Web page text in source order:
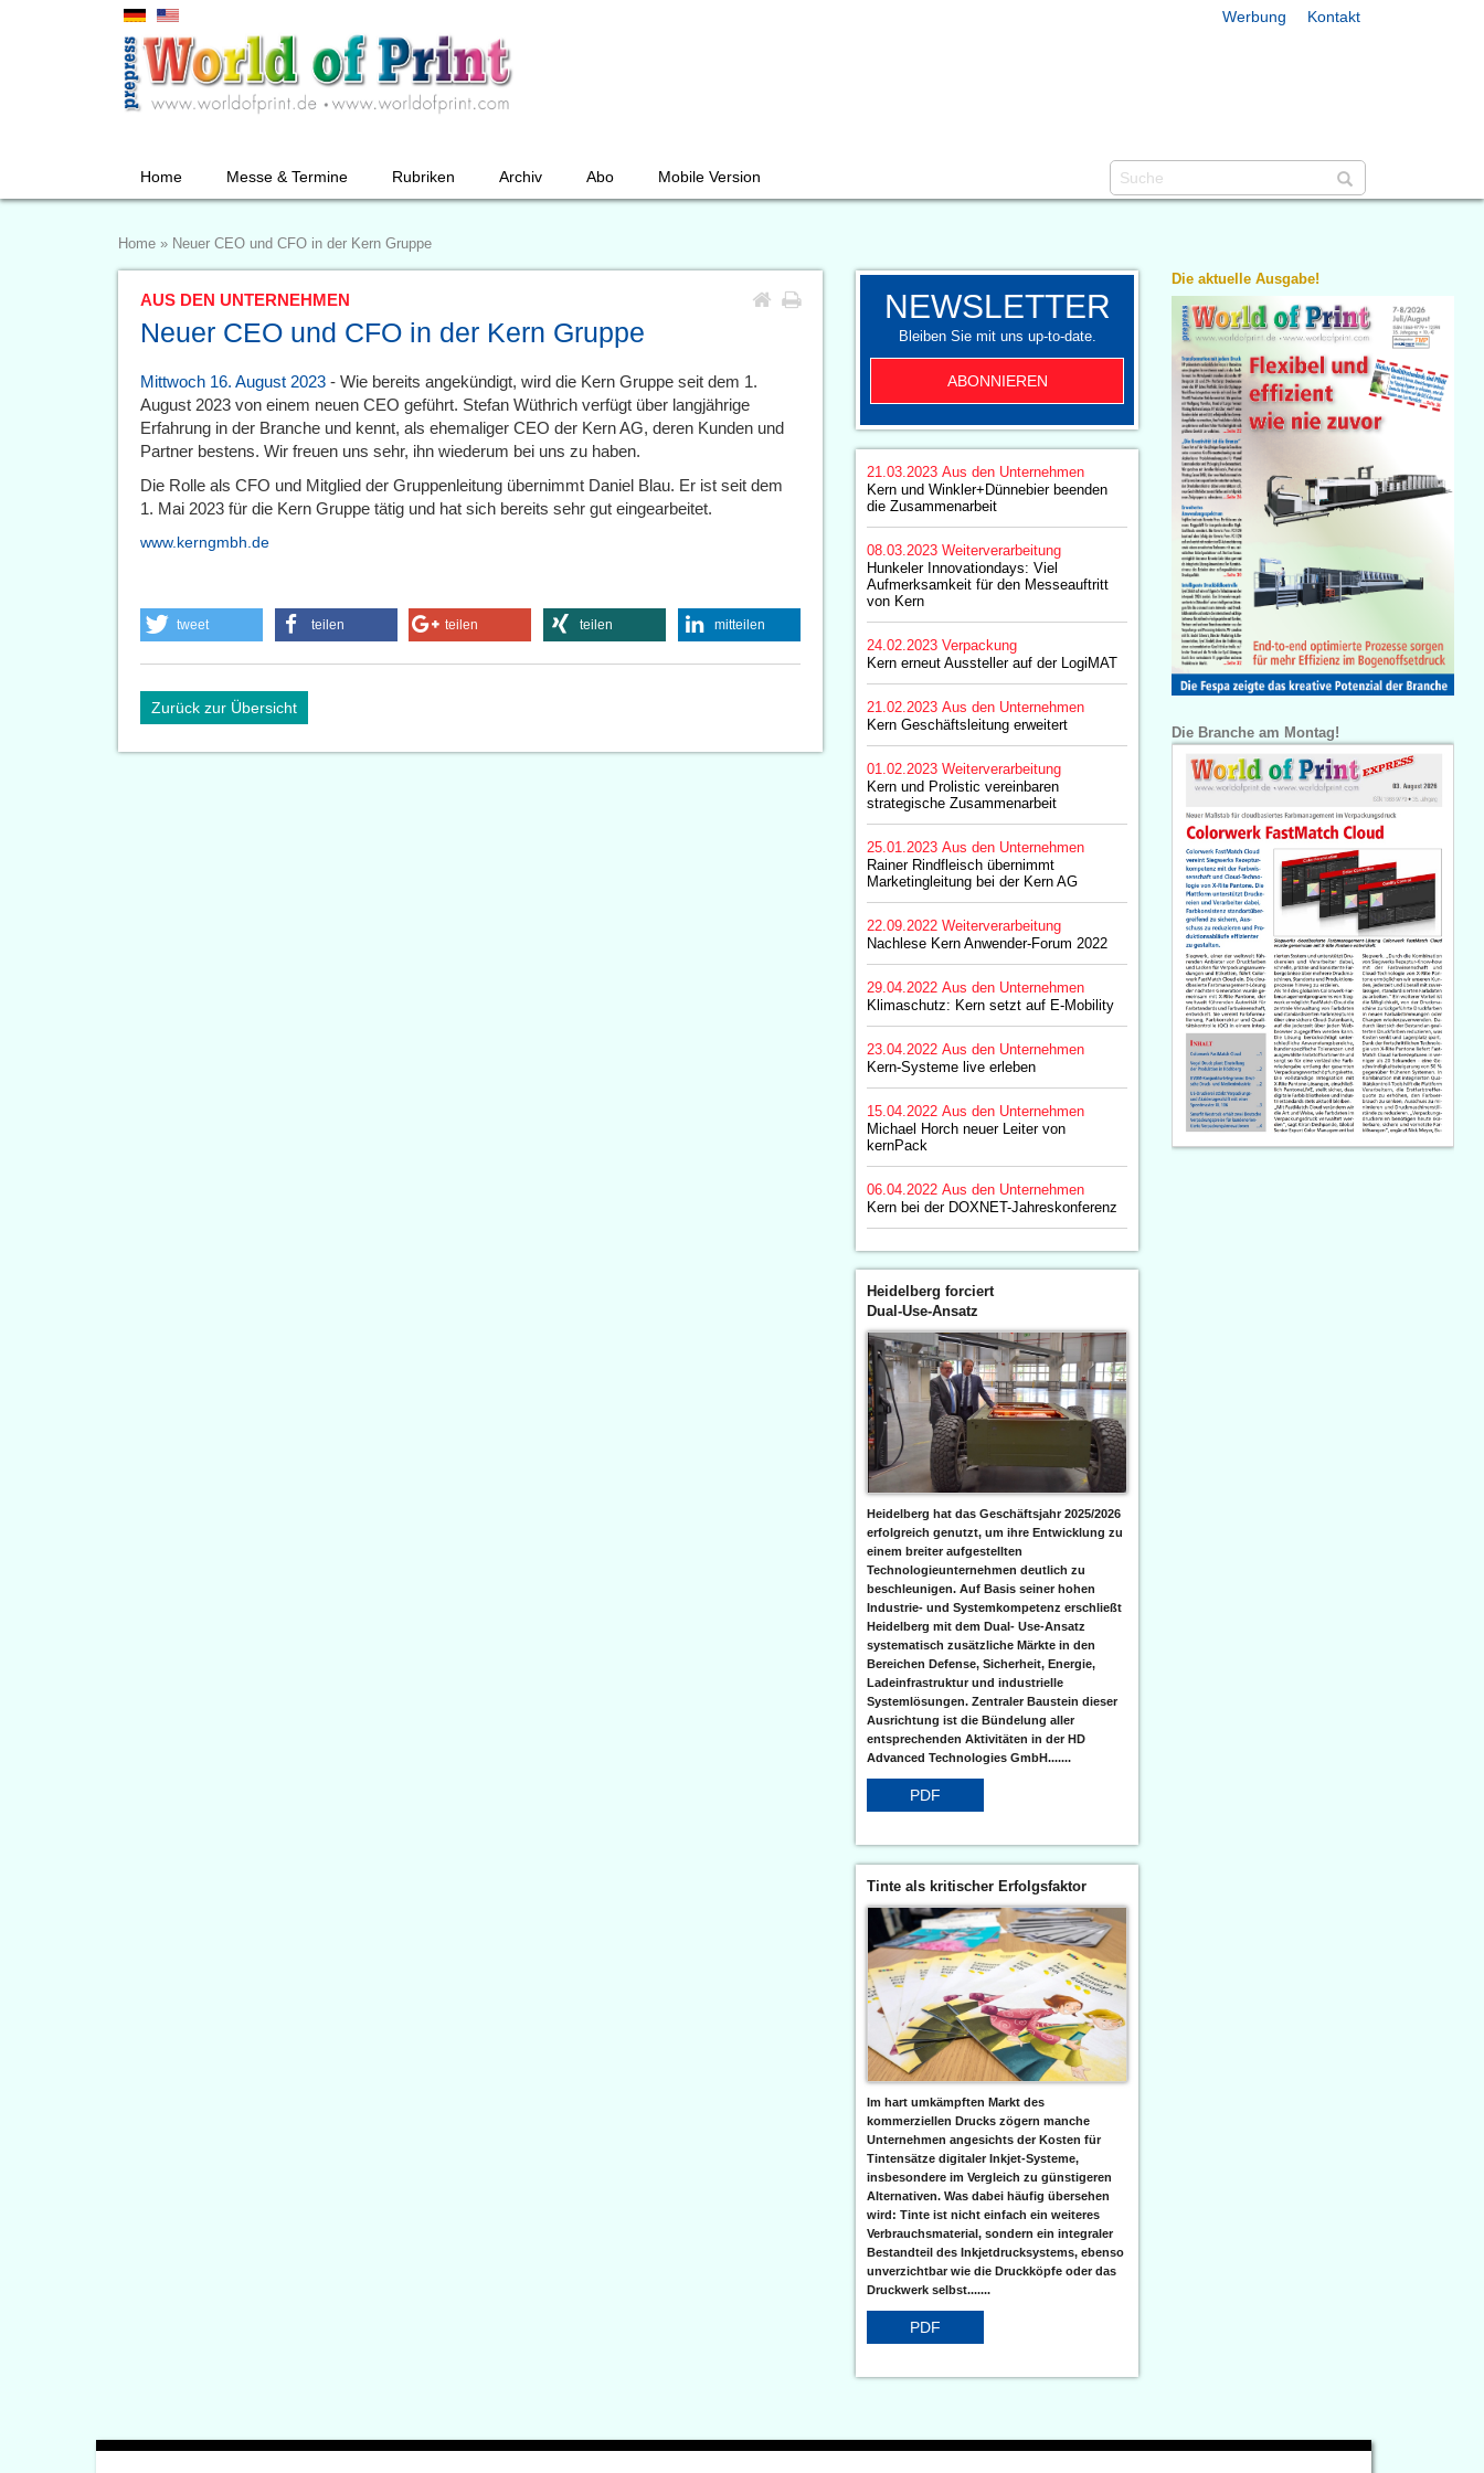
Werbung Kontakt
Home Messe & Termine Rubriken Archiv Abo Mobile Version
Home » Neuer CEO und CFO in der Kern Gruppe
AUS DEN UNTERNEHMEN
Neuer CEO und CFO in der Kern Gruppe
Mittwoch 16. August 2023 - Wie bereits angekündigt, wird die Kern Gruppe seit dem 1.
August 2023 von einem neuen CEO geführt. Stefan Wüthrich verfügt über langjährige
Erfahrung in der Branche und kennt, als ehemaliger CEO der Kern AG, deren Kunden und
Partner bestens. Wir freuen uns sehr, ihn wiederum bei uns zu haben.
Die Rolle als CFO und Mitglied der Gruppenleitung übernimmt Daniel Blau. Er ist seit dem
1. Mai 2023 für die Kern Gruppe tätig und hat sich bereits sehr gut eingearbeitet.
www.kerngmbh.de
tweet teilen teilen teilen mitteilen
Zurück zur Übersicht
NEWSLETTER
Bleiben Sie mit uns up-to-date.
ABONNIEREN
21.03.2023 Aus den Unternehmen
Kern und Winkler+Dünnebier beenden
die Zusammenarbeit
08.03.2023 Weiterverarbeitung
Hunkeler Innovationdays: Viel
Aufmerksamkeit für den Messeauftritt
von Kern
24.02.2023 Verpackung
Kern erneut Aussteller auf der LogiMAT
21.02.2023 Aus den Unternehmen
Kern Geschäftsleitung erweitert
01.02.2023 Weiterverarbeitung
Kern und Prolistic vereinbaren
strategische Zusammenarbeit
25.01.2023 Aus den Unternehmen
Rainer Rindfleisch übernimmt
Marketingleitung bei der Kern AG
22.09.2022 Weiterverarbeitung
Nachlese Kern Anwender-Forum 2022
29.04.2022 Aus den Unternehmen
Klimaschutz: Kern setzt auf E-Mobility
23.04.2022 Aus den Unternehmen
Kern-Systeme live erleben
15.04.2022 Aus den Unternehmen
Michael Horch neuer Leiter von
kernPack
06.04.2022 Aus den Unternehmen
Kern bei der DOXNET-Jahreskonferenz
Heidelberg forciert
Dual-Use-Ansatz
Heidelberg hat das Geschäftsjahr 2025/2026
erfolgreich genutzt, um ihre Entwicklung zu
einem breiter aufgestellten
Technologieunternehmen deutlich zu
beschleunigen. Auf Basis seiner hohen
Industrie- und Systemkompetenz erschließt
Heidelberg mit dem Dual- Use-Ansatz
systematisch zusätzliche Märkte in den
Bereichen Defense, Sicherheit, Energie,
Ladeinfrastruktur und industrielle
Systemlösungen. Zentraler Baustein dieser
Ausrichtung ist die Bündelung aller
entsprechenden Aktivitäten in der HD
Advanced Technologies GmbH.......
PDF
Tinte als kritischer Erfolgsfaktor
Im hart umkämpften Markt des
kommerziellen Drucks zögern manche
Unternehmen angesichts der Kosten für
Tintensätze digitaler Inkjet-Systeme,
insbesondere im Vergleich zu günstigeren
Alternativen. Was dabei häufig übersehen
wird: Tinte ist nicht einfach ein weiteres
Verbrauchsmaterial, sondern ein integraler
Bestandteil des Inkjetdrucksystems, ebenso
unverzichtbar wie die Druckköpfe oder das
Druckwerk selbst.......
PDF
Die aktuelle Ausgabe!
Die Branche am Montag!